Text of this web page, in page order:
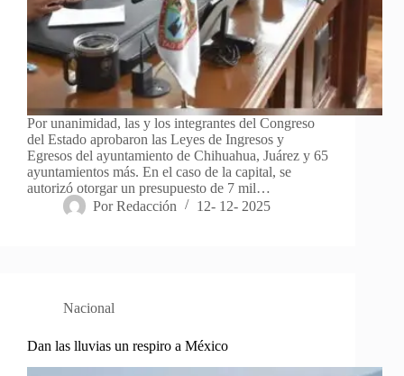
Por unanimidad, las y los integrantes del Congreso
del Estado aprobaron las Leyes de Ingresos y
Egresos del ayuntamiento de Chihuahua, Juárez y 65
ayuntamientos más. En el caso de la capital, se
autorizó otorgar un presupuesto de 7 mil…
Por Redacción 12- 12- 2025
Nacional
Dan las lluvias un respiro a México